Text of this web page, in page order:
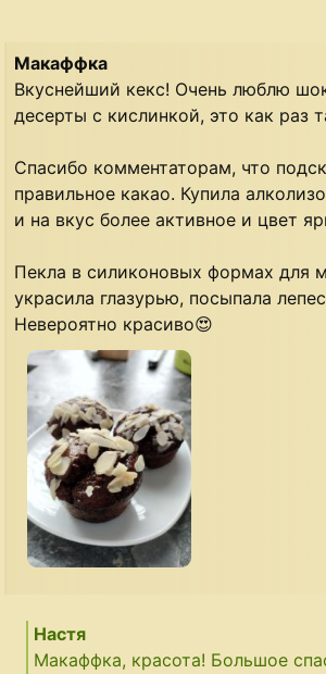
Макаффка
Вкуснейший кекс! Очень люблю
десерты с кислинкой, это как раз
Спасибо комментаторам, что
правильное какао. Купила
и на вкус более активное и цвет
Пекла в силиконовых формах для
украсила глазурью, посыпала
Невероятно красиво😍
Настя
Макаффка, красота! Большое